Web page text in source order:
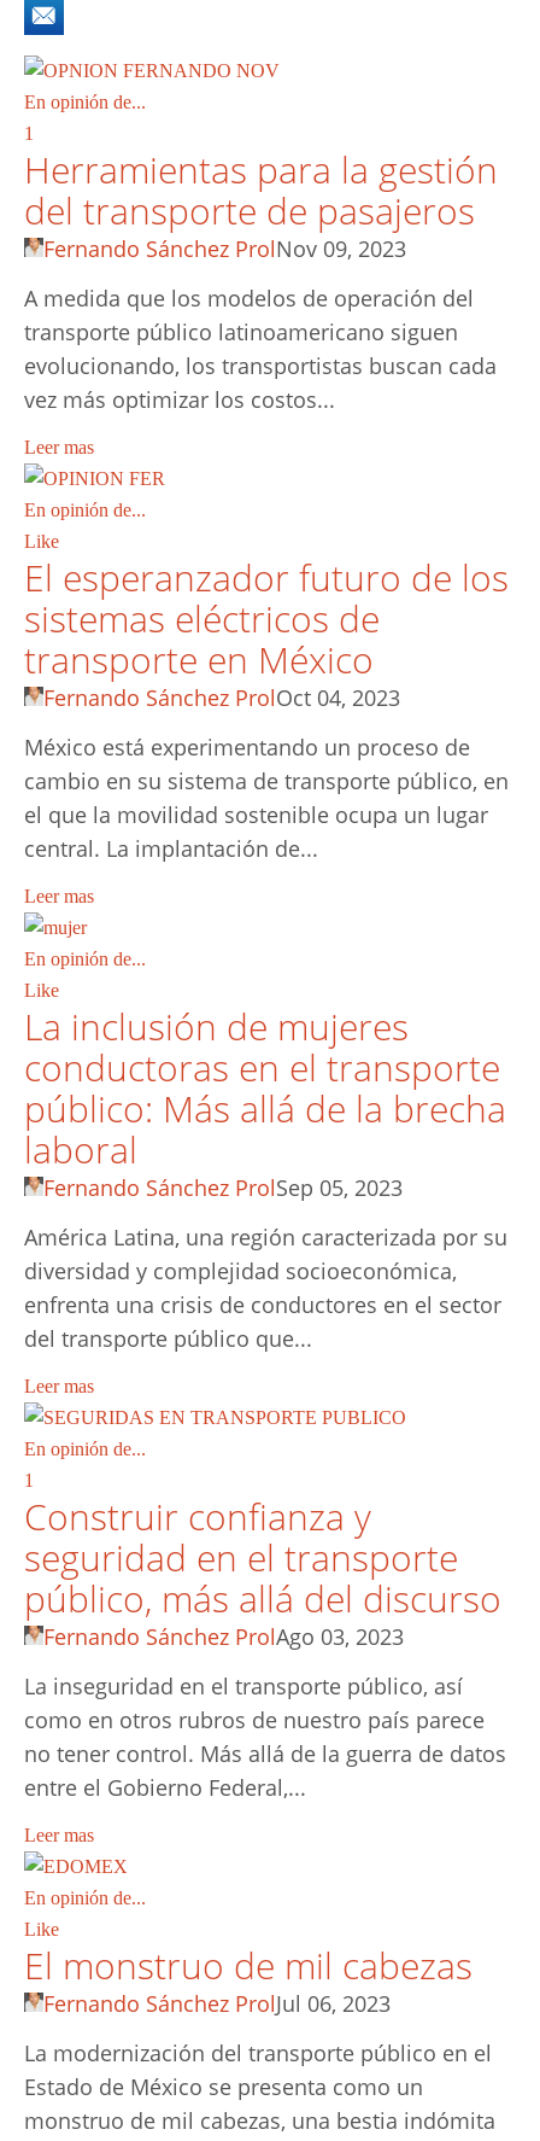
En opinión de...
1
Herramientas para la gestión
del transporte de pasajeros
Fernando Sánchez ProlNov 09, 2023
A medida que los modelos de operación del
transporte público latinoamericano siguen
evolucionando, los transportistas buscan cada
vez más optimizar los costos...
Leer mas
En opinión de...
Like
El esperanzador futuro de los
sistemas eléctricos de
transporte en México
Fernando Sánchez ProlOct 04, 2023
México está experimentando un proceso de
cambio en su sistema de transporte público, en
el que la movilidad sostenible ocupa un lugar
central. La implantación de...
Leer mas
En opinión de...
Like
La inclusión de mujeres
conductoras en el transporte
público: Más allá de la brecha
laboral
Fernando Sánchez ProlSep 05, 2023
América Latina, una región caracterizada por su
diversidad y complejidad socioeconómica,
enfrenta una crisis de conductores en el sector
del transporte público que...
Leer mas
En opinión de...
1
Construir confianza y
seguridad en el transporte
público, más allá del discurso
Fernando Sánchez ProlAgo 03, 2023
La inseguridad en el transporte público, así
como en otros rubros de nuestro país parece
no tener control. Más allá de la guerra de datos
entre el Gobierno Federal,...
Leer mas
En opinión de...
Like
El monstruo de mil cabezas
Fernando Sánchez ProlJul 06, 2023
La modernización del transporte público en el
Estado de México se presenta como un
monstruo de mil cabezas, una bestia indómita